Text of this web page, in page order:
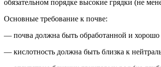
обязательном порядке высокие грядки (не
Основные требование к почве:
— почва должна быть обработанной и хорошо
— кислотность должна быть близка к